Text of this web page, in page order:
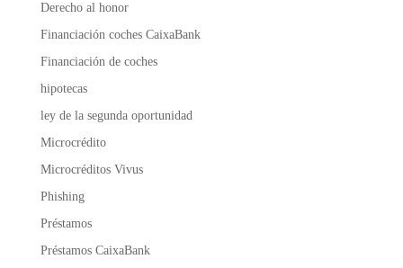
Derecho al honor
Financiación coches CaixaBank
Financiación de coches
hipotecas
ley de la segunda oportunidad
Microcrédito
Microcréditos Vivus
Phishing
Préstamos
Préstamos CaixaBank